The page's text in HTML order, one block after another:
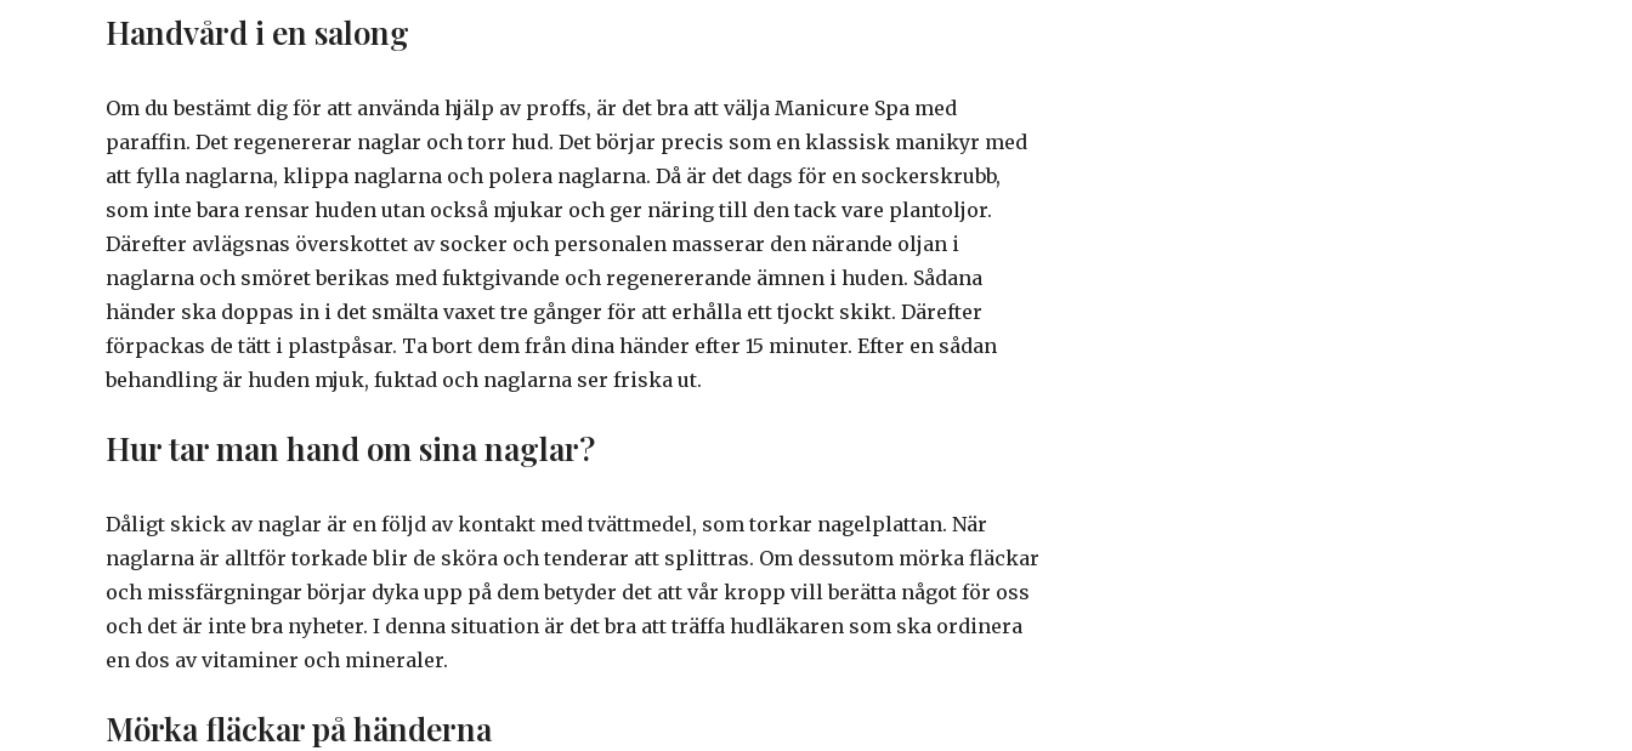
Handvård i en salong
Om du bestämt dig för att använda hjälp av proffs, är det bra att välja Manicure Spa med
paraffin. Det regenererar naglar och torr hud. Det börjar precis som en klassisk manikyr med
att fylla naglarna, klippa naglarna och polera naglarna. Då är det dags för en sockerskrubb,
som inte bara rensar huden utan också mjukar och ger näring till den tack vare plantoljor.
Därefter avlägsnas överskottet av socker och personalen masserar den närande oljan i
naglarna och smöret berikas med fuktgivande och regenererande ämnen i huden. Sådana
händer ska doppas in i det smälta vaxet tre gånger för att erhålla ett tjockt skikt. Därefter
förpackas de tätt i plastpåsar. Ta bort dem från dina händer efter 15 minuter. Efter en sådan
behandling är huden mjuk, fuktad och naglarna ser friska ut.
Hur tar man hand om sina naglar?
Dåligt skick av naglar är en följd av kontakt med tvättmedel, som torkar nagelplattan. När
naglarna är alltför torkade blir de sköra och tenderar att splittras. Om dessutom mörka fläckar
och missfärgningar börjar dyka upp på dem betyder det att vår kropp vill berätta något för oss
och det är inte bra nyheter. I denna situation är det bra att träffa hudläkaren som ska ordinera
en dos av vitaminer och mineraler.
Mörka fläckar på händerna